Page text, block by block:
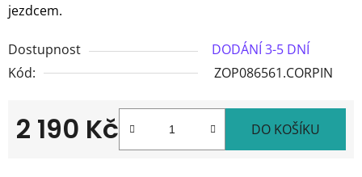
jezdcem.
Dostupnost
DODÁNÍ 3-5 DNÍ
Kód:
ZOP086561.CORPIN
2 190 Kč DO KOŠÍKU